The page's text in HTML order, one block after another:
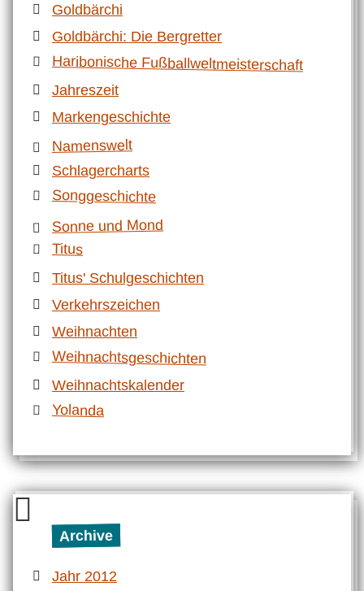
Goldbärchi
Goldbärchi: Die Bergretter
Haribonische Fußballweltmeisterschaft
Jahreszeit
Markengeschichte
Namenswelt
Schlagercharts
Songgeschichte
Sonne und Mond
Titus
Titus' Schulgeschichten
Verkehrszeichen
Weihnachten
Weihnachtsgeschichten
Weihnachtskalender
Yolanda
Archive
Jahr 2012